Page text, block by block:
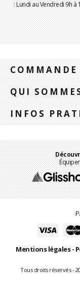
: Lundi au Vendredi 9h à
COMMANDE
QUI
INFOS
Mentions légales-
Tous droits réservés -